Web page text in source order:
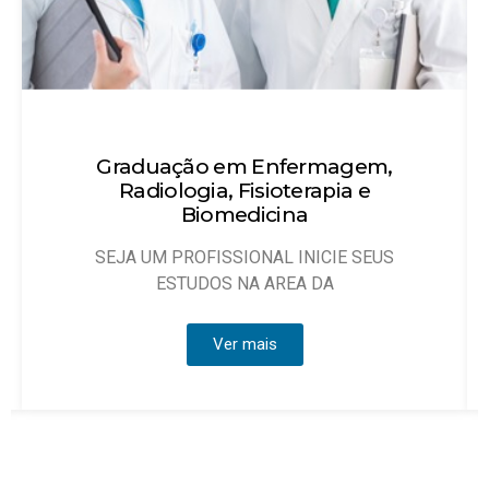
Técnico em Enfermagem
Objetivo: Habilitar técnicos de enfermagem